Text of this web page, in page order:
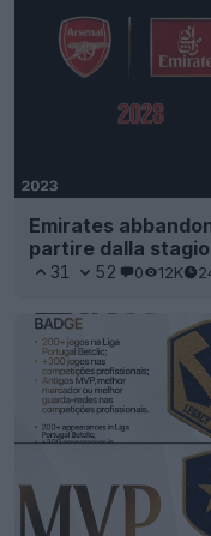
Emirates
partire dalla
31 52 0 12K